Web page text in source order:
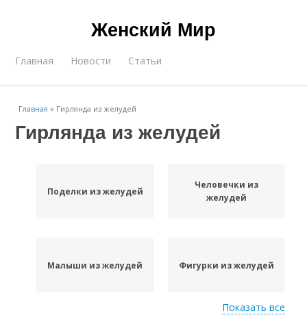
Женский Мир
Главная Новости Статьи
Главная » Гирлянда из желудей
Гирлянда из желудей
Поделки из желудей
Человечки из
желудей
Малыши из желудей Фигурки из желудей
Показать все